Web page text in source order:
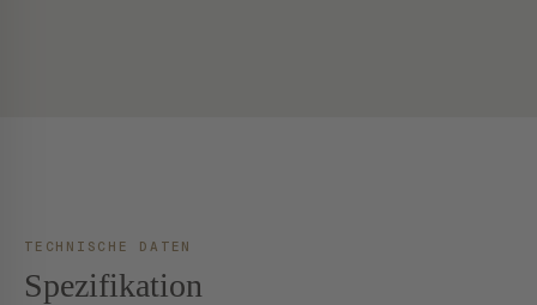
TECHNISCHE DATEN
Spezifikation